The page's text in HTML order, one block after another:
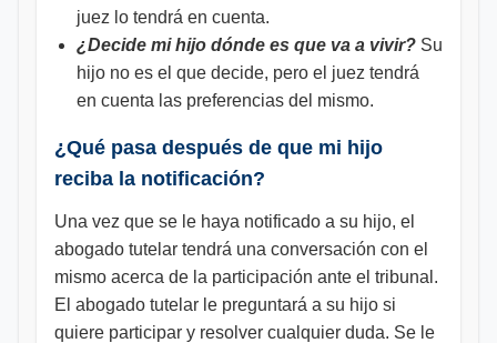
juez lo tendrá en cuenta.
¿Decide mi hijo dónde es que va a vivir? Su
hijo no es el que decide, pero el juez tendrá
en cuenta las preferencias del mismo.
¿Qué pasa después de que mi hijo
reciba la notificación?
Una vez que se le haya notificado a su hijo, el
abogado tutelar tendrá una conversación con el
mismo acerca de la participación ante el tribunal.
El abogado tutelar le preguntará a su hijo si
quiere participar y resolver cualquier duda. Se le